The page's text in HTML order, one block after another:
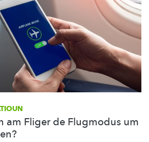
am Fliger de Flugmodus um